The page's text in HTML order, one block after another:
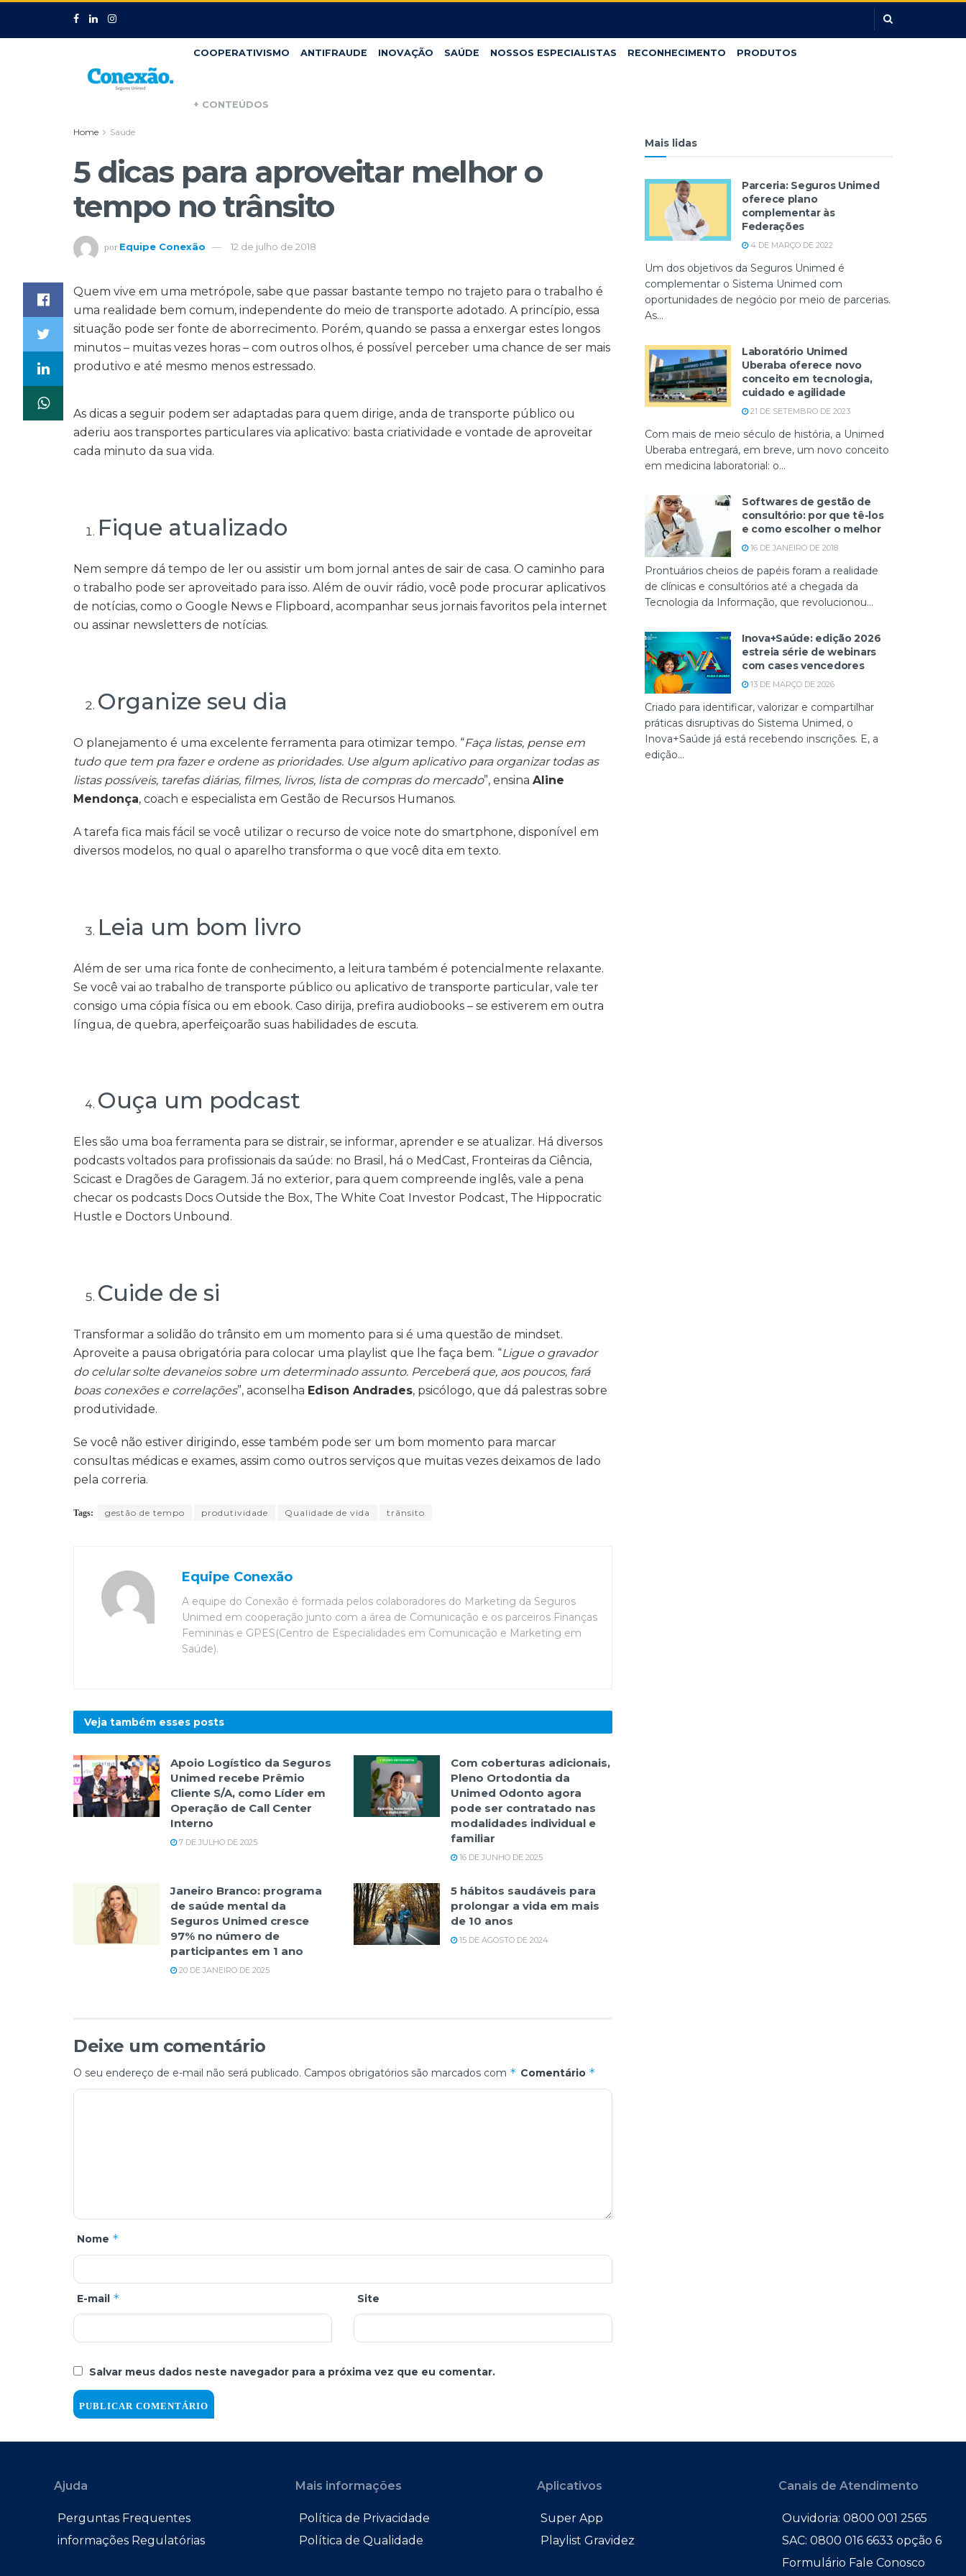
COOPERATIVISMO ANTIFRAUDE INOVAÇÃO SAÚDE NOSSOS ESPECIALISTAS RECONHECIMENTO PRODUTOS
+ CONTEÚDOS
Home Saúde
5 dicas para aproveitar melhor o
tempo no trânsito
por Equipe Conexão 12 de julho de 2018
Quem vive em uma metrópole, sabe que passar bastante tempo no trajeto para o trabalho é
uma realidade bem comum, independente do meio de transporte adotado. A princípio, essa
situação pode ser fonte de aborrecimento. Porém, quando se passa a enxergar estes longos
minutos – muitas vezes horas – com outros olhos, é possível perceber uma chance de ser mais
produtivo e até mesmo menos estressado.
As dicas a seguir podem ser adaptadas para quem dirige, anda de transporte público ou
aderiu aos transportes particulares via aplicativo: basta criatividade e vontade de aproveitar
cada minuto da sua vida.
Fique atualizado
Nem sempre dá tempo de ler ou assistir um bom jornal antes de sair de casa. O caminho para
o trabalho pode ser aproveitado para isso. Além de ouvir rádio, você pode procurar aplicativos
de notícias, como o Google News e Flipboard, acompanhar seus jornais favoritos pela internet
ou assinar newsletters de notícias.
Organize seu dia
O planejamento é uma excelente ferramenta para otimizar tempo. “Faça listas, pense em
tudo que tem pra fazer e ordene as prioridades. Use algum aplicativo para organizar todas as
listas possíveis, tarefas diárias, filmes, livros, lista de compras do mercado”, ensina Aline
Mendonça, coach e especialista em Gestão de Recursos Humanos.
A tarefa fica mais fácil se você utilizar o recurso de voice note do smartphone, disponível em
diversos modelos, no qual o aparelho transforma o que você dita em texto.
Leia um bom livro
Além de ser uma rica fonte de conhecimento, a leitura também é potencialmente relaxante.
Se você vai ao trabalho de transporte público ou aplicativo de transporte particular, vale ter
consigo uma cópia física ou em ebook. Caso dirija, prefira audiobooks – se estiverem em outra
língua, de quebra, aperfeiçoarão suas habilidades de escuta.
Ouça um podcast
Eles são uma boa ferramenta para se distrair, se informar, aprender e se atualizar. Há diversos
podcasts voltados para profissionais da saúde: no Brasil, há o MedCast, Fronteiras da Ciência,
Scicast e Dragões de Garagem. Já no exterior, para quem compreende inglês, vale a pena
checar os podcasts Docs Outside the Box, The White Coat Investor Podcast, The Hippocratic
Hustle e Doctors Unbound.
Cuide de si
Transformar a solidão do trânsito em um momento para si é uma questão de mindset.
Aproveite a pausa obrigatória para colocar uma playlist que lhe faça bem. “Ligue o gravador
do celular solte devaneios sobre um determinado assunto. Perceberá que, aos poucos, fará
boas conexões e correlações”, aconselha Edison Andrades, psicólogo, que dá palestras sobre
produtividade.
Se você não estiver dirigindo, esse também pode ser um bom momento para marcar
consultas médicas e exames, assim como outros serviços que muitas vezes deixamos de lado
pela correria.
Tags: gestão de tempo produtividade Qualidade de vida trânsito
Equipe Conexão
A equipe do Conexão é formada pelos colaboradores do Marketing da Seguros
Unimed em cooperação junto com a área de Comunicação e os parceiros Finanças
Femininas e GPES(Centro de Especialidades em Comunicação e Marketing em
Saúde).
Veja também esses posts
Apoio Logístico da Seguros
Unimed recebe Prêmio
Cliente S/A, como Líder em
Operação de Call Center
Interno
7 DE JULHO DE 2025
Com coberturas adicionais,
Pleno Ortodontia da
Unimed Odonto agora
pode ser contratado nas
modalidades individual e
familiar
16 DE JUNHO DE 2025
Janeiro Branco: programa
de saúde mental da
Seguros Unimed cresce
97% no número de
participantes em 1 ano
20 DE JANEIRO DE 2025
5 hábitos saudáveis para
prolongar a vida em mais
de 10 anos
15 DE AGOSTO DE 2024
Deixe um comentário
O seu endereço de e-mail não será publicado. Campos obrigatórios são marcados com * Comentário *
Nome *
E-mail * Site
Salvar meus dados neste navegador para a próxima vez que eu comentar.
Mais lidas
Parceria: Seguros Unimed
oferece plano
complementar às
Federações
4 DE MARÇO DE 2022
Um dos objetivos da Seguros Unimed é
complementar o Sistema Unimed com
oportunidades de negócio por meio de parcerias.
As...
Laboratório Unimed
Uberaba oferece novo
conceito em tecnologia,
cuidado e agilidade
21 DE SETEMBRO DE 2023
Com mais de meio século de história, a Unimed
Uberaba entregará, em breve, um novo conceito
em medicina laboratorial: o...
Softwares de gestão de
consultório: por que tê-los
e como escolher o melhor
16 DE JANEIRO DE 2018
Prontuários cheios de papéis foram a realidade
de clínicas e consultórios até a chegada da
Tecnologia da Informação, que revolucionou...
Inova+Saúde: edição 2026
estreia série de webinars
com cases vencedores
13 DE MARÇO DE 2026
Criado para identificar, valorizar e compartilhar
práticas disruptivas do Sistema Unimed, o
Inova+Saúde já está recebendo inscrições. E, a
edição...
Ajuda
Perguntas Frequentes
informações Regulatórias
Mais informações
Política de Privacidade
Política de Qualidade
Aplicativos
Super App
Playlist Gravidez
Canais de Atendimento
Ouvidoria: 0800 001 2565
SAC: 0800 016 6633 opção 6
Formulário Fale Conosco